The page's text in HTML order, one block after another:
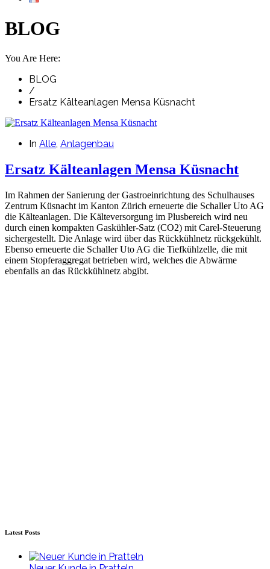
BLOG
You Are Here:
BLOG
/
Ersatz Kälteanlagen Mensa Küsnacht
In Alle Anlagenbau
Ersatz Kälteanlagen Mensa Küsnacht
Im Rahmen der Sanierung der Gastroeinrichtung des Schulhauses
Zentrum Küsnacht im Kanton Zürich erneuerte die Schaller Uto AG
die Kälteanlagen. Die Kälteversorgung im Plusbereich wird neu
durch einen kompakten Gaskühler-Satz (CO2) mit Carel-Steuerung
sichergestellt. Die Anlage wird über das Rückkühlnetz rückgekühlt.
Ebenso erneuerte die Schaller Uto AG die Tiefkühlzelle, die mit
einem Stopferaggregat betrieben wird, welches die Abwärme
ebenfalls an das Rückkühlnetz abgibt.
Latest Posts